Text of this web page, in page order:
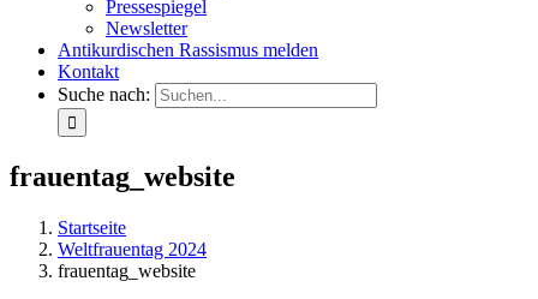
Pressespiegel
Newsletter
Antikurdischen Rassismus melden
Kontakt
Suche nach:
frauentag_website
Startseite
Weltfrauentag 2024
frauentag_website